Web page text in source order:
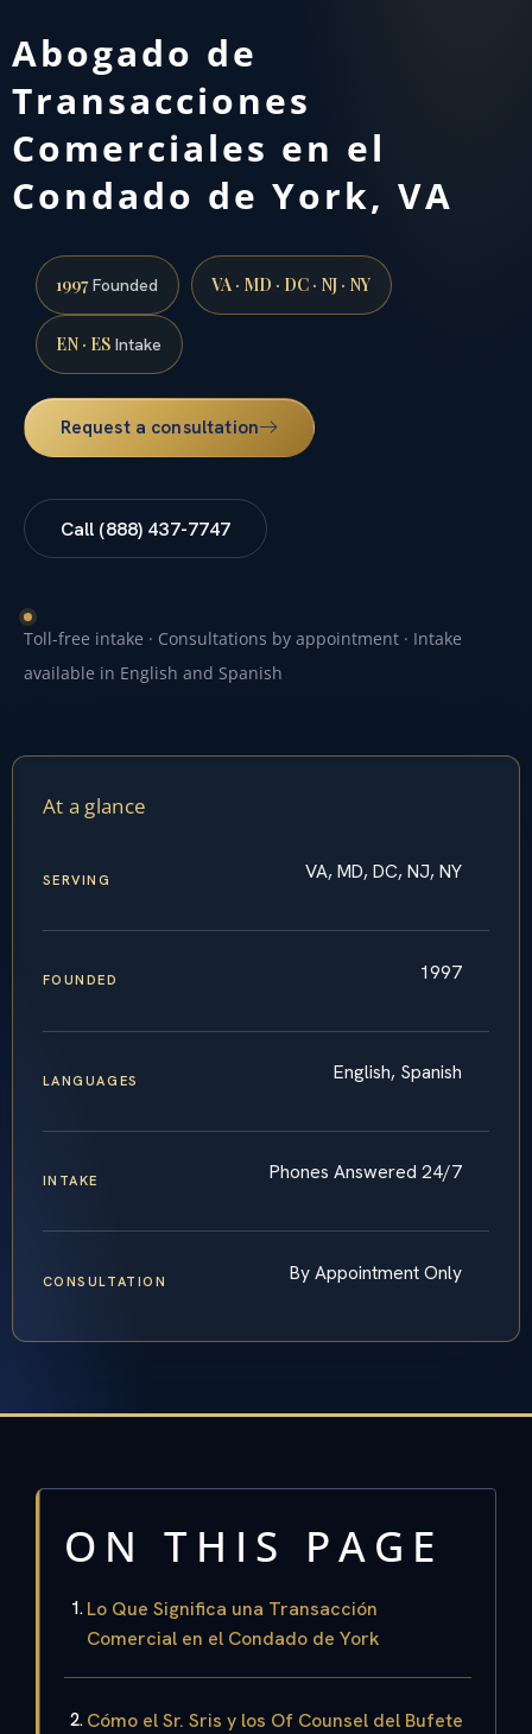
Abogado de
Transacciones
Comerciales en el
Condado de York, VA
1997Founded VA · MD · DC · NJ · NY
EN · ES Intake
Request a consultation
Call (888) 437-7747
Toll-free intake · Consultations by appointment · Intake
available in English and Spanish
At a glance
SERVING VA, MD, DC, NJ, NY
FOUNDED 1997
LANGUAGES English, Spanish
INTAKE Phones Answered 24/7
CONSULTATION By Appointment Only
ON THIS PAGE
Lo Que Significa una Transacción
Comercial en el Condado de York
Cómo el Sr. Sris y los Of Counsel del Bufete